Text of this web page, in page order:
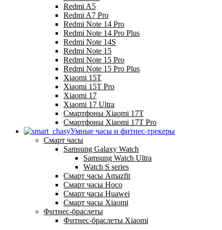
Redmi A5
Redmi A7 Pro
Redmi Note 14 Pro
Redmi Note 14 Pro Plus
Redmi Note 14S
Redmi Note 15
Redmi Note 15 Pro
Redmi Note 15 Pro Plus
Xiaomi 15T
Xiaomi 15T Pro
Xiaomi 17
Xiaomi 17 Ultra
Смартфоны Xiaomi 17Т
Смартфоны Xiaomi 17Т Pro
Умные часы и фитнес-трекеры
Смарт часы
Samsung Galaxy Watch
Samsung Watch Ultra
Watch S series
Смарт часы Amazfit
Смарт часы Hoco
Смарт часы Huawei
Смарт часы Xiaomi
Фитнес-браслеты
Фитнес-браслеты Xiaomi